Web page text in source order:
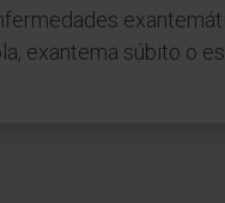
exantema súbito o